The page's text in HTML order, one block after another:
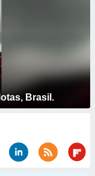
Brasil.